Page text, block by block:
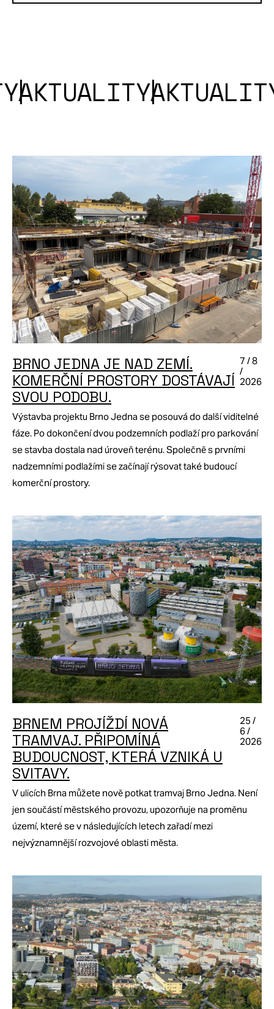
AKTUALITY
BRNO JEDNA JE NAD ZEMÍ.
KOMERČNÍ PROSTORY DOSTÁVAJÍ
SVOU PODOBU.
7 / 8
/
2026
Výstavba projektu Brno Jedna se posouvá do další viditelné
fáze. Po dokončení dvou podzemních podlaží pro parkování
se stavba dostala nad úroveň terénu. Společně s prvními
nadzemními podlažími se začínají rýsovat také budoucí
komerční prostory.
BRNEM PROJÍŽDÍ NOVÁ
TRAMVAJ. PŘIPOMÍNÁ
BUDOUCNOST, KTERÁ VZNIKÁ U
SVITAVY.
25 /
6 /
2026
V ulicích Brna můžete nově potkat tramvaj Brno Jedna. Není
jen součástí městského provozu, upozorňuje na proměnu
území, které se v následujících letech zařadí mezi
nejvýznamnější rozvojové oblasti města.